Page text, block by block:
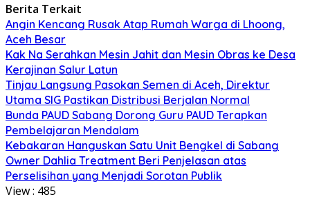
Berita Terkait
Angin Kencang Rusak Atap Rumah Warga di Lhoong,
Aceh Besar
Kak Na Serahkan Mesin Jahit dan Mesin Obras ke Desa
Kerajinan Salur Latun
Tinjau Langsung Pasokan Semen di Aceh, Direktur
Utama SIG Pastikan Distribusi Berjalan Normal
Bunda PAUD Sabang Dorong Guru PAUD Terapkan
Pembelajaran Mendalam
Kebakaran Hanguskan Satu Unit Bengkel di Sabang
Owner Dahlia Treatment Beri Penjelasan atas
Perselisihan yang Menjadi Sorotan Publik
View : 485